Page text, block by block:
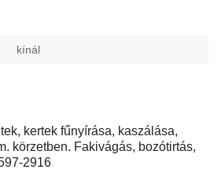
kínál
kertek fűnyírása, kaszálása,
körzetben. Fakivágás, bozótirtás,
2916